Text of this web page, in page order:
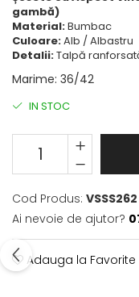
gambă)
Material:Bumbac
Culoare:Alb / Albastru
Detalii:Talpă
Marime: 36/42
IN STOC
Cod Produs: VSSS262
Ai nevoie de ajutor?
Adauga la Favorite